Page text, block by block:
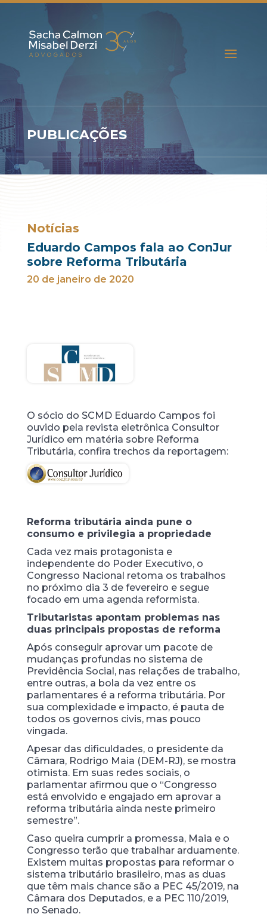
PUBLICAÇÕES
Notícias
Eduardo Campos fala ao ConJur
sobre Reforma Tributária
20 de janeiro de 2020
O sócio do SCMD Eduardo Campos foi
ouvido pela revista eletrônica Consultor
Jurídico em matéria sobre Reforma
Tributária, confira trechos da reportagem:
Reforma tributária ainda pune o
consumo e privilegia a propriedade
Cada vez mais protagonista e
independente do Poder Executivo, o
Congresso Nacional retoma os trabalhos
no próximo dia 3 de fevereiro e segue
focado em uma agenda reformista.
Tributaristas apontam problemas nas
duas principais propostas de reforma
Após conseguir aprovar um pacote de
mudanças profundas no sistema de
Previdência Social, nas relações de trabalho,
entre outras, a bola da vez entre os
parlamentares é a reforma tributária. Por
sua complexidade e impacto, é pauta de
todos os governos civis, mas pouco
vingada.
Apesar das dificuldades, o presidente da
Câmara, Rodrigo Maia (DEM-RJ), se mostra
otimista. Em suas redes sociais, o
parlamentar afirmou que o “Congresso
está envolvido e engajado em aprovar a
reforma tributária ainda neste primeiro
semestre”.
Caso queira cumprir a promessa, Maia e o
Congresso terão que trabalhar arduamente.
Existem muitas propostas para reformar o
sistema tributário brasileiro, mas as duas
que têm mais chance são a PEC 45/2019, na
Câmara dos Deputados, e a PEC 110/2019,
no Senado.